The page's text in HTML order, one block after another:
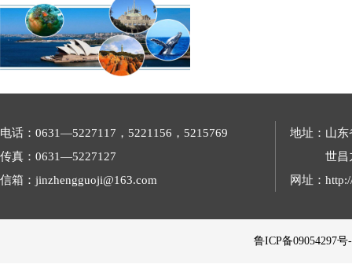
电话：0631—5227117，5221156，5215769
传真：0631—5227127
信箱：jinzhengguoji@163.com
地址：山
世昌
网址：
鲁ICP备09054297号